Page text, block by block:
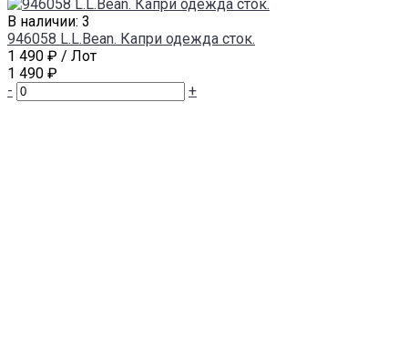
В наличии: 3
946058 L.L.Bean. Капри одежда сток.
1 490 ₽ / Лот
1 490 ₽
-
+